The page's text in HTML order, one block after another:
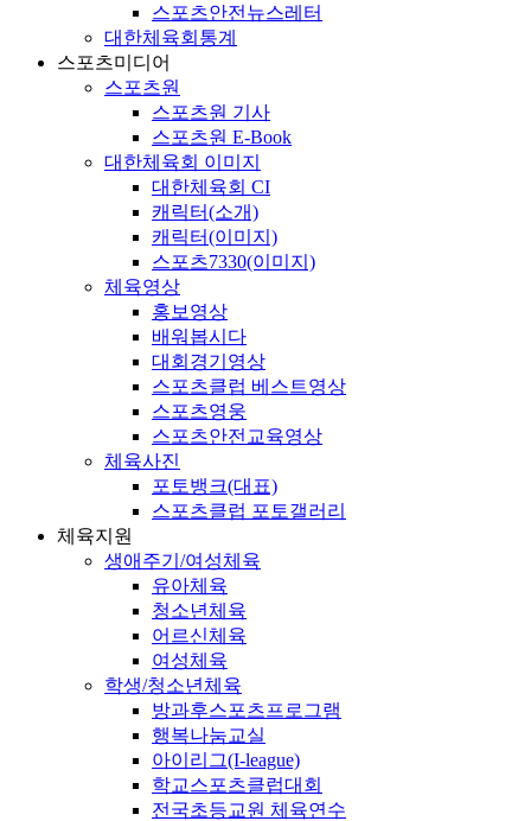
스포츠안전뉴스레터
대한체육회통계
스포츠미디어
스포츠원
스포츠원 기사
스포츠원 E-Book
대한체육회 이미지
대한체육회 CI
캐릭터(소개)
캐릭터(이미지)
스포츠7330(이미지)
체육영상
홍보영상
배워봅시다
대회경기영상
스포츠클럽 베스트영상
스포츠영웅
스포츠안전교육영상
체육사진
포토뱅크(대표)
스포츠클럽 포토갤러리
체육지원
생애주기/여성체육
유아체육
청소년체육
어르신체육
여성체육
학생/청소년체육
방과후스포츠프로그램
행복나눔교실
아이리그(I-league)
학교스포츠클럽대회
전국초등교원 체육연수